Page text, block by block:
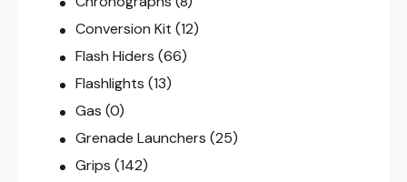
Conversion Kit (12)
Flash Hiders (66)
Flashlights (13)
Gas (0)
Grenade Launchers (25)
Grips (142)